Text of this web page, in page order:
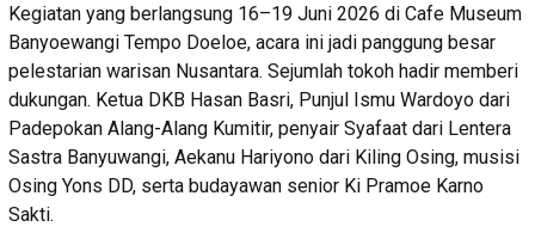
Kegiatan yang berlangsung 16–19 Juni 2026 di Cafe Museum
Banyoewangi Tempo Doeloe, acara ini jadi panggung besar
pelestarian warisan Nusantara. Sejumlah tokoh hadir memberi
dukungan. Ketua DKB Hasan Basri, Punjul Ismu Wardoyo dari
Padepokan Alang-Alang Kumitir, penyair Syafaat dari Lentera
Sastra Banyuwangi, Aekanu Hariyono dari Kiling Osing, musisi
Osing Yons DD, serta budayawan senior Ki Pramoe Karno
Sakti.